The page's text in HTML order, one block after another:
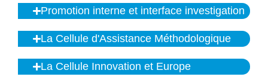
Promotion interne et interface investigation
La Cellule d'Assistance Méthodologique
La Cellule Innovation et Europe